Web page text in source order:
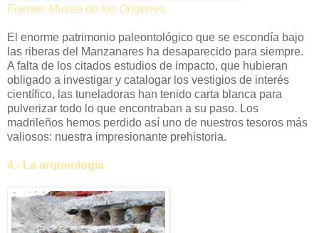
Fuente: Museo de los Orígenes.
El enorme patrimonio paleontológico que se escondía bajo
las riberas del Manzanares ha desaparecido para siempre.
A falta de los citados estudios de impacto, que hubieran
obligado a investigar y catalogar los vestigios de interés
científico, las tuneladoras han tenido carta blanca para
pulverizar todo lo que encontraban a su paso. Los
madrileños hemos perdido así uno de nuestros tesoros más
valiosos: nuestra impresionante prehistoria.
4.- La arqueología